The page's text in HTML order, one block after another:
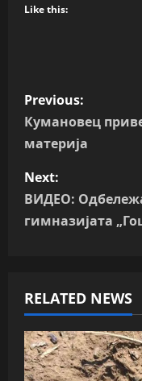
Like this:
P
o
t
n
v
i
g
Previous:
Кумановец
материја
Next:
ВИДЕО:
гимназијата
RELATED NEWS